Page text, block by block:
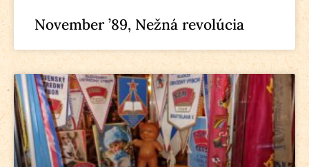
November ’89, Nežná revolúcia